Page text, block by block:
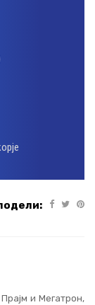
и Мегатрон,